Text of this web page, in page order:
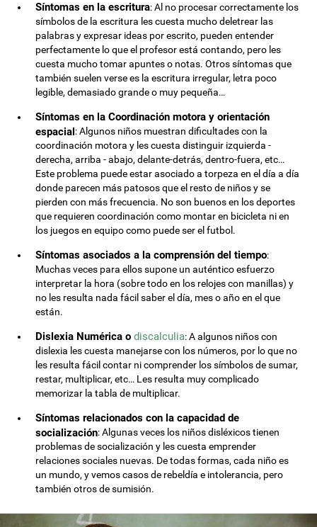
Síntomas en la escritura: Al no procesar correctamente los
símbolos de la escritura les cuesta mucho deletrear las
palabras y expresar ideas por escrito, pueden entender
perfectamente lo que el profesor está contando, pero les
cuesta mucho tomar apuntes o notas. Otros síntomas que
también suelen verse es la escritura irregular, letra poco
legible, demasiado grande o muy pequeña…
Síntomas en la Coordinación motora y orientación
espacial: Algunos niños muestran dificultades con la
coordinación motora y les cuesta distinguir izquierda -
derecha, arriba - abajo, delante-detrás, dentro-fuera, etc…
Este problema puede estar asociado a torpeza en el día a día
donde parecen más patosos que el resto de niños y se
pierden con más frecuencia. No son buenos en los deportes
que requieren coordinación como montar en bicicleta ni en
los juegos en equipo como puede ser el futbol.
Síntomas asociados a la comprensión del tiempo:
Muchas veces para ellos supone un auténtico esfuerzo
interpretar la hora (sobre todo en los relojes con manillas) y
no les resulta nada fácil saber el día, mes o año en el que
están.
Dislexia Numérica odiscalculia: A algunos niños con
dislexia les cuesta manejarse con los números, por lo que no
les resulta fácil contar ni comprender los símbolos de sumar,
restar, multiplicar, etc… Les resulta muy complicado
memorizar la tabla de multiplicar.
Síntomas relacionados con la capacidad de
socialización: Algunas veces los niños disléxicos tienen
problemas de socialización y les cuesta emprender
relaciones sociales nuevas. De todas formas, cada niño es
un mundo, y vemos casos de rebeldía e intolerancia, pero
también otros de sumisión.